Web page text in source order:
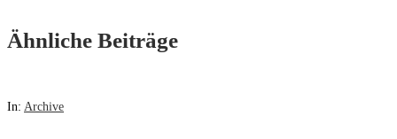
Ähnliche Beiträge
In: Archive